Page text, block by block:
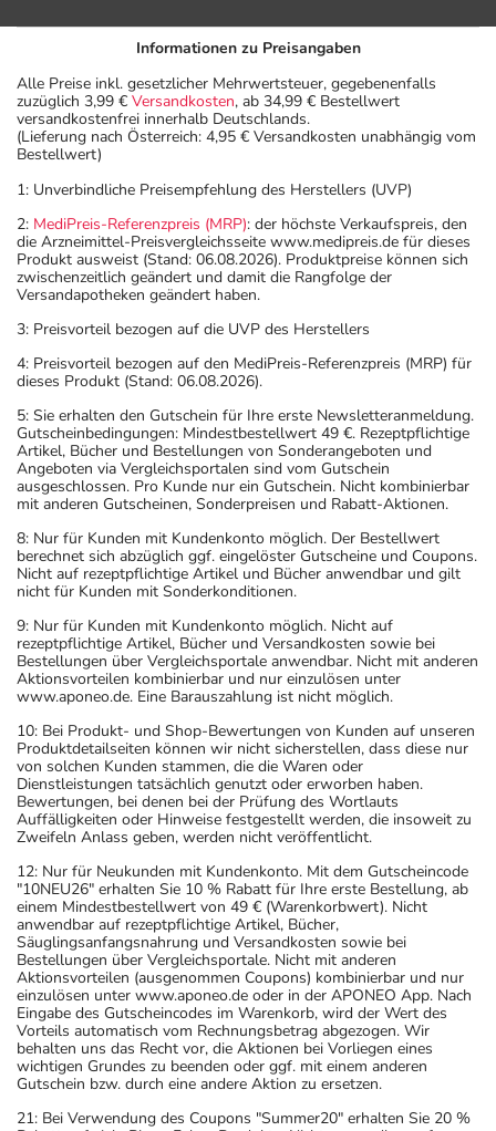
Informationen zu Preisangaben
Alle Preise inkl. gesetzlicher Mehrwertsteuer, gegebenenfalls
zuzüglich 3,99 € Versandkosten, ab 34,99 € Bestellwert
versandkostenfrei innerhalb Deutschlands.
(Lieferung nach Österreich: 4,95 € Versandkosten unabhängig vom
Bestellwert)
1: Unverbindliche Preisempfehlung des Herstellers (UVP)
2: MediPreis-Referenzpreis (MRP): der höchste Verkaufspreis, den
die Arzneimittel-Preisvergleichsseite www.medipreis.de für dieses
Produkt ausweist (Stand: 06.08.2026). Produktpreise können sich
zwischenzeitlich geändert und damit die Rangfolge der
Versandapotheken geändert haben.
3: Preisvorteil bezogen auf die UVP des Herstellers
4: Preisvorteil bezogen auf den MediPreis-Referenzpreis (MRP) für
dieses Produkt (Stand: 06.08.2026).
5: Sie erhalten den Gutschein für Ihre erste Newsletteranmeldung.
Gutscheinbedingungen: Mindestbestellwert 49 €. Rezeptpflichtige
Artikel, Bücher und Bestellungen von Sonderangeboten und
Angeboten via Vergleichsportalen sind vom Gutschein
ausgeschlossen. Pro Kunde nur ein Gutschein. Nicht kombinierbar
mit anderen Gutscheinen, Sonderpreisen und Rabatt-Aktionen.
8: Nur für Kunden mit Kundenkonto möglich. Der Bestellwert
berechnet sich abzüglich ggf. eingelöster Gutscheine und Coupons.
Nicht auf rezeptpflichtige Artikel und Bücher anwendbar und gilt
nicht für Kunden mit Sonderkonditionen.
9: Nur für Kunden mit Kundenkonto möglich. Nicht auf
rezeptpflichtige Artikel, Bücher und Versandkosten sowie bei
Bestellungen über Vergleichsportale anwendbar. Nicht mit anderen
Aktionsvorteilen kombinierbar und nur einzulösen unter
www.aponeo.de. Eine Barauszahlung ist nicht möglich.
10: Bei Produkt- und Shop-Bewertungen von Kunden auf unseren
Produktdetailseiten können wir nicht sicherstellen, dass diese nur
von solchen Kunden stammen, die die Waren oder
Dienstleistungen tatsächlich genutzt oder erworben haben.
Bewertungen, bei denen bei der Prüfung des Wortlauts
Auffälligkeiten oder Hinweise festgestellt werden, die insoweit zu
Zweifeln Anlass geben, werden nicht veröffentlicht.
12: Nur für Neukunden mit Kundenkonto. Mit dem Gutscheincode
"10NEU26" erhalten Sie 10 % Rabatt für Ihre erste Bestellung, ab
einem Mindestbestellwert von 49 € (Warenkorbwert). Nicht
anwendbar auf rezeptpflichtige Artikel, Bücher,
Säuglingsanfangsnahrung und Versandkosten sowie bei
Bestellungen über Vergleichsportale. Nicht mit anderen
Aktionsvorteilen (ausgenommen Coupons) kombinierbar und nur
einzulösen unter www.aponeo.de oder in der APONEO App. Nach
Eingabe des Gutscheincodes im Warenkorb, wird der Wert des
Vorteils automatisch vom Rechnungsbetrag abgezogen. Wir
behalten uns das Recht vor, die Aktionen bei Vorliegen eines
wichtigen Grundes zu beenden oder ggf. mit einem anderen
Gutschein bzw. durch eine andere Aktion zu ersetzen.
21: Bei Verwendung des Coupons "Summer20" erhalten Sie 20 %